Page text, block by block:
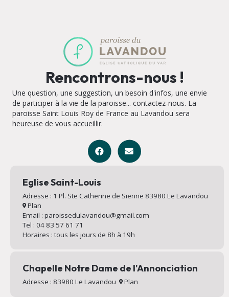
Rencontrons-nous !
Une question, une suggestion, un besoin d'infos, une envie
de participer à la vie de la paroisse... contactez-nous. La
paroisse Saint Louis Roy de France au Lavandou sera
heureuse de vous accueillir.
Eglise Saint-Louis
Adresse : 1 Pl. Ste Catherine de Sienne 83980 Le Lavandou
Plan
Email : paroissedulavandou@gmail.com
Tel : 04 83 57 61 71
Horaires : tous les jours de 8h à 19h
Chapelle Notre Dame de l'Annonciation
Adresse : 83980 Le Lavandou Plan